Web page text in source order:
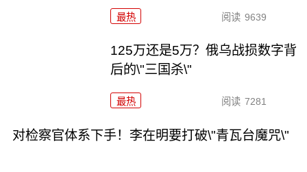
最热 阅读 9639
125万还是5万？俄乌战损数字背
后的\"三国杀\"
最热 阅读 7281
对检察官体系下手！李在明要打破\"青瓦台魔咒\"